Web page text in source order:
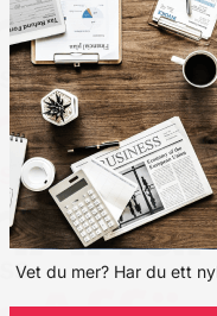
Vet du mer? Har du ett